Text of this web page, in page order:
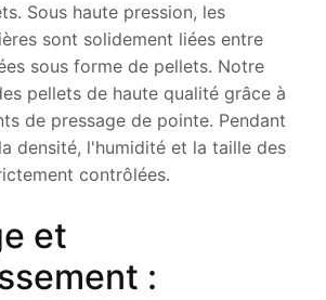
Sous haute pression, les
sont solidement liées entre
sous forme de pellets. Notre
pellets de haute qualité grâce à
de pressage de pointe. Pendant
densité, l'humidité et la taille des
contrôlées.
et
: